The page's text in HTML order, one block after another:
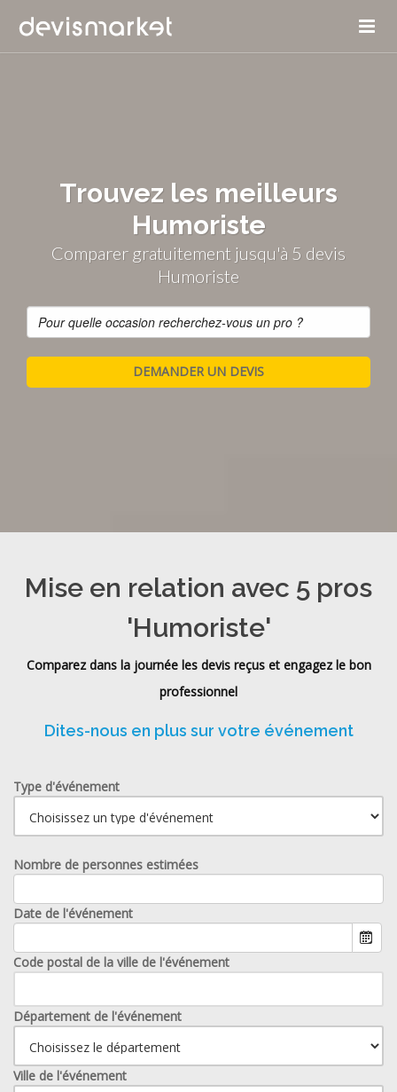
Trouvez les meilleurs
Humoriste
Comparer gratuitement jusqu'à 5 devis
Humoriste
Mise en relation avec 5 pros
'Humoriste'
Comparez dans la journée les devis reçus et engagez le bon
professionnel
Dites-nous en plus sur votre événement
Type d'événement
Nombre de personnes estimées
Date de l'événement
Code postal de la ville de l'événement
Département de l'événement
Ville de l'événement